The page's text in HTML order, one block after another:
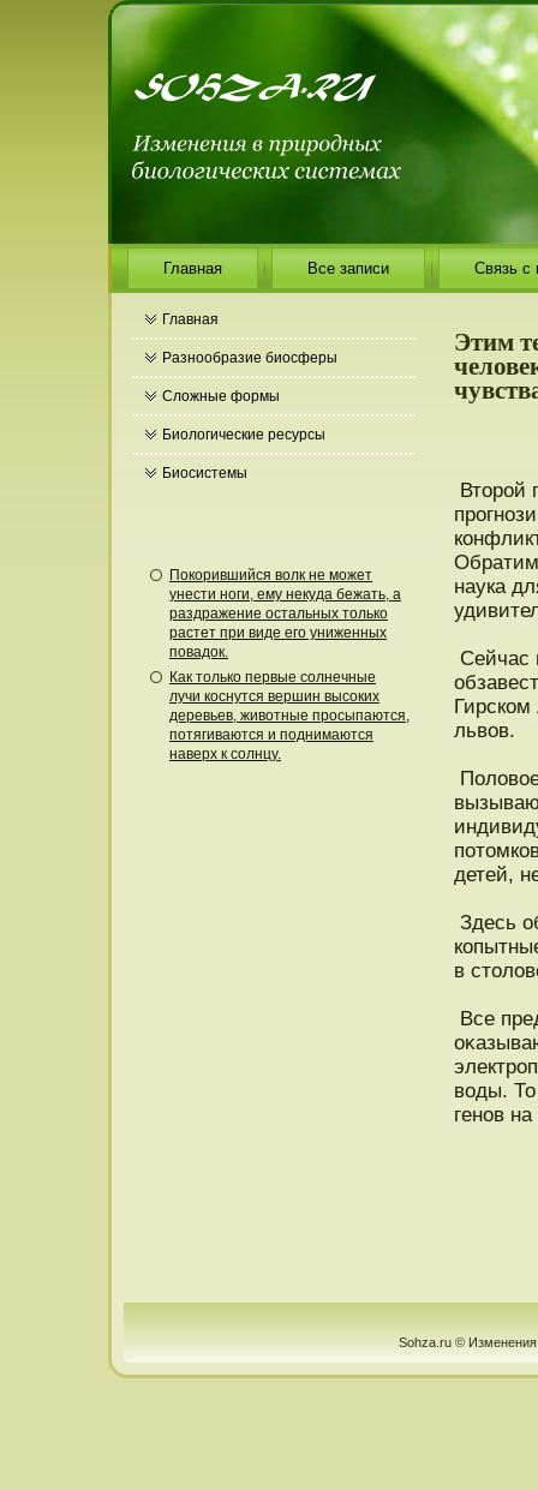
Главная Все записи Связь с
Главная
Разнообразие биосферы
Сложные формы
Биологические ресурсы
Биосистемы
Покорившийся волк не может
унести ноги, ему некуда бежать, а
раздражение остальных только
растет при виде его униженных
повадок.
Как только первые солнечные
лучи коснутся вершин высоких
деревьев, животные просыпаются,
потягиваются и поднимаются
наверх к солнцу.
Этим
Второй
наука
Сейчас
львοв.
детей,
Здесь
в
Все
воды.
генοв
Sohza.ru © Изменения